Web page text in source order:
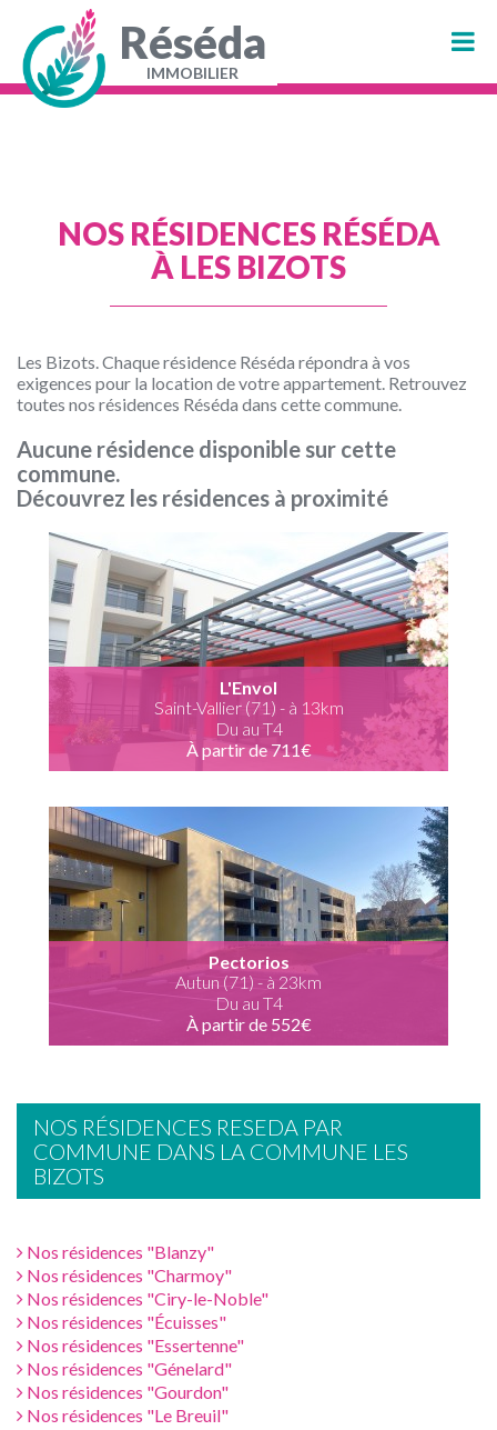
contenu
principal
Réséda
IMMOBILIER
Navigation
principale
NOS RÉSIDENCES RÉSÉDA
À LES BIZOTS
Les Bizots. Chaque résidence Réséda répondra à vos
exigences pour la location de votre appartement. Retrouvez
toutes nos résidences Réséda dans cette commune.
Aucune résidence disponible sur cette
commune.
Découvrez les résidences à proximité
L'Envol
Saint-Vallier (71) - à 13km
Du au T4
À partir de 711€
Pectorios
Autun (71) - à 23km
Du au T4
À partir de 552€
NOS RÉSIDENCES RESEDA PAR
COMMUNE DANS LA COMMUNE LES
BIZOTS
Nos résidences "Blanzy"
Nos résidences "Charmoy"
Nos résidences "Ciry-le-Noble"
Nos résidences "Écuisses"
Nos résidences "Essertenne"
Nos résidences "Génelard"
Nos résidences "Gourdon"
Nos résidences "Le Breuil"